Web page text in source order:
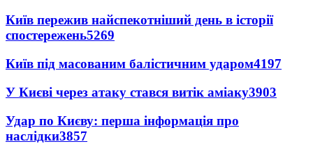
Київ пережив найспекотніший день в історії
спостережень5269
Київ під масованим балістичним ударом4197
У Києві через атаку стався витік аміаку3903
Удар по Києву: перша інформація про
наслідки3857